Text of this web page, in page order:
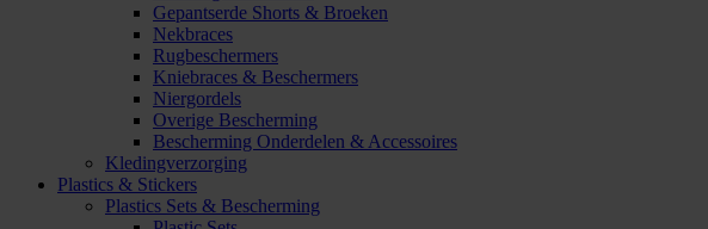
Gepantserde Shorts & Broeken
Nekbraces
Rugbeschermers
Kniebraces & Beschermers
Niergordels
Overige Bescherming
Bescherming Onderdelen & Accessoires
Kledingverzorging
Plastics & Stickers
Plastics Sets & Bescherming